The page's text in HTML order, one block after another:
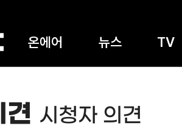
온에어 뉴스 TV
견 시청자 의견